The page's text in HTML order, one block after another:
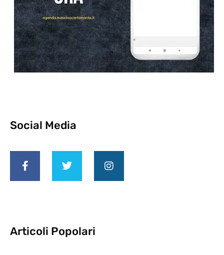
Social Media
Articoli Popolari